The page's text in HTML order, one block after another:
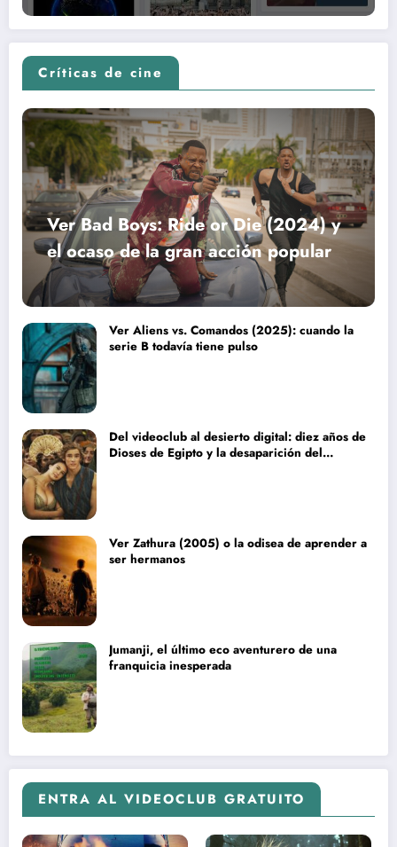
Críticas de cine
Ver Bad Boys: Ride or Die (2024) y
el ocaso de la gran acción popular
Ver Aliens vs. Comandos (2025): cuando la
serie B todavía tiene pulso
Del videoclub al desierto digital: diez años de
Dioses de Egipto y la desaparición del
Ver Zathura (2005) o la odisea de aprender a
ser hermanos
Jumanji, el último eco aventurero de una
franquicia inesperada
ENTRA AL VIDEOCLUB GRATUITO